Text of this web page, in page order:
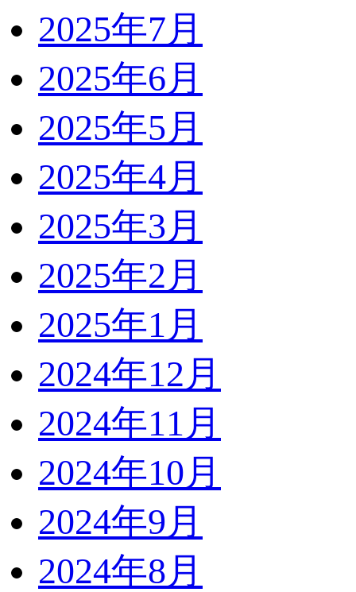
2025年7月
2025年6月
2025年5月
2025年4月
2025年3月
2025年2月
2025年1月
2024年12月
2024年11月
2024年10月
2024年9月
2024年8月